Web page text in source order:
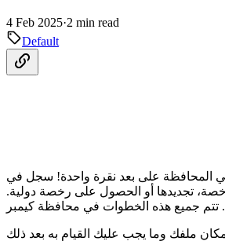
4 Feb 2025·2 min read
Default
تجديدها أو الحصول على رخصة دولية.